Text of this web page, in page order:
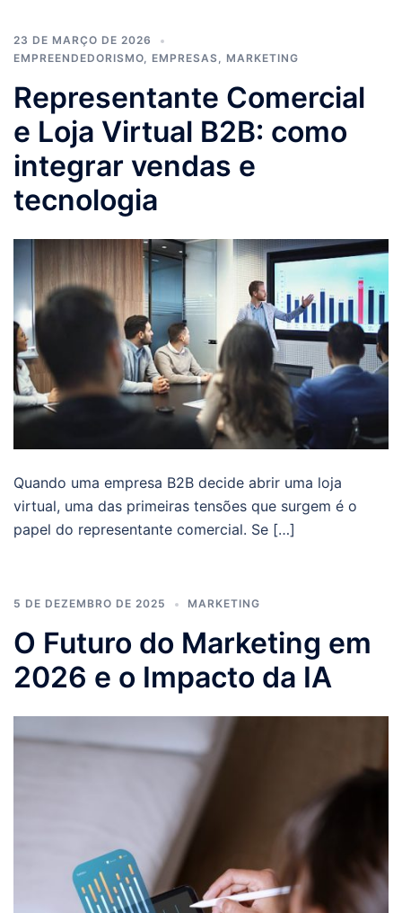
23 DE MARÇO DE 2026
EMPREENDEDORISMO, EMPRESAS, MARKETING
Representante Comercial
e Loja Virtual B2B: como
integrar vendas e
tecnologia
Quando uma empresa B2B decide abrir uma loja
virtual, uma das primeiras tensões que surgem é o
papel do representante comercial. Se […]
5 DE DEZEMBRO DE 2025 MARKETING
O Futuro do Marketing em
2026 e o Impacto da IA